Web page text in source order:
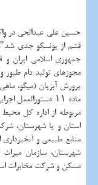
حسین علی عبدالحی در
قشم از یونسكو جدی شد"؛
جمهوری اسلامی ایران و
مجوزهای تولید دام طیور
پرورش آبزیان (میگو،
مربوطه از اداره كل
استان و یا شهرستان،
منابع طبیعی و
شهرستان، سازمان
مسكن و شركت مخابرات